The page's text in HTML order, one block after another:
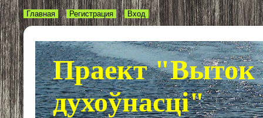
Праект "Выток
духоўнасці"
Главная Регистрация Вход